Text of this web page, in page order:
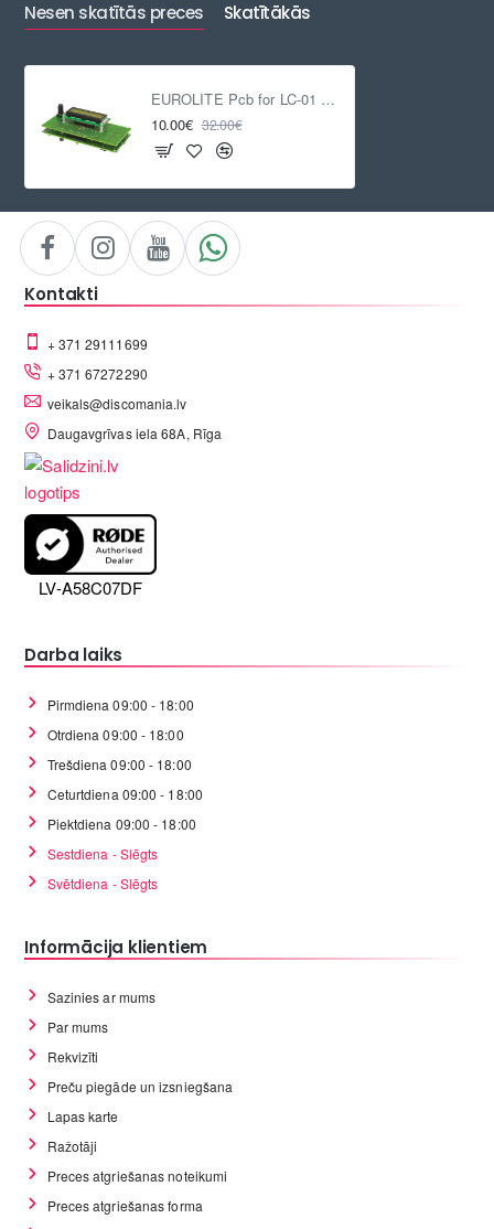
Nesen skatītās preces Skatītākās
EUROLITE Pcb for LC-01 complete
10.00€ 32.00€
Kontakti
+ 371 29111699
+ 371 67272290
veikals@discomania.lv
Daugavgrīvas iela 68A, Rīga
LV-A58C07DF
Darba laiks
Pirmdiena 09:00 - 18:00
Otrdiena 09:00 - 18:00
Trešdiena 09:00 - 18:00
Ceturtdiena 09:00 - 18:00
Piektdiena 09:00 - 18:00
Sestdiena - Slēgts
Svētdiena - Slēgts
Informācija klientiem
Sazinies ar mums
Par mums
Rekvizīti
Preču piegāde un izsniegšana
Lapas karte
Ražotāji
Preces atgriešanas noteikumi
Preces atgriešanas forma